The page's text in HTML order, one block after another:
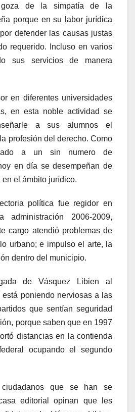
goza de la simpatía de la
porque en su labor jurídica
defender las causas justas
requerido. Incluso en varios
sus servicios de manera
en diferentes universidades
en esta noble actividad se
a sus alumnos el
profesión del derecho. Como
a un sin numero de
en día se desempeñan de
el ámbito jurídico.
política fue regidor en
administración 2006-2009,
cargo atendió problemas de
urbano; e impulso el arte, la
dentro del municipio.
de Vásquez Libien al
poniendo nerviosas a las
que sentían seguridad
porque saben que en 1997
distancias en la contienda
ocupando el segundo
que se han se
editorial opinan que les